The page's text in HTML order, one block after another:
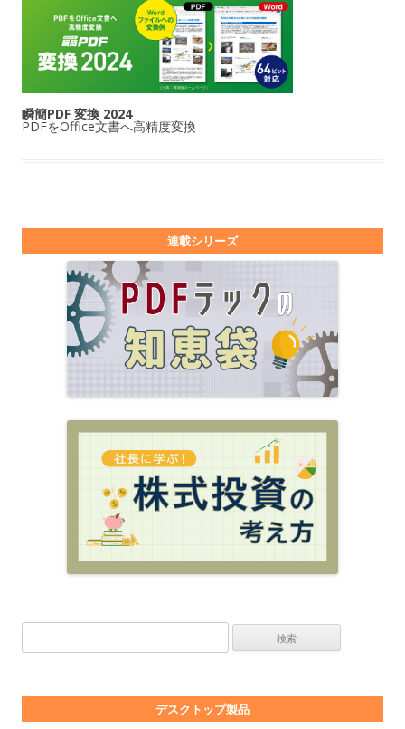
瞬簡PDF 変換 2024
PDFをOffice文書へ高精度変換
連載シリーズ
デスクトップ製品